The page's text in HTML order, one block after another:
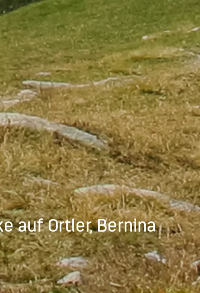
auf Ortler, Bernina